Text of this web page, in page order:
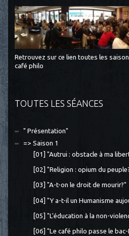
Retrouvez sur ce lien toutes les
café philo
TOUTES LES SÉANCES
" Présentation"
=> Saison 1
[01] "Autrui : obstacle à ma
[02] "Religion : opium du
[03] "A-t-on le droit de mourir?"
[04] "Y a-t-il un Humanisme
[05] "L'éducation à la non-
[06] "Le café philo passe le